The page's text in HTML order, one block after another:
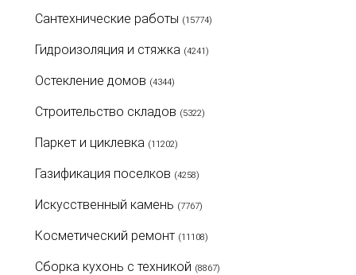
Сантехнические работы (15774)
Гидроизоляция и стяжка (4241)
Остекление домов (4344)
Строительство складов (5322)
Паркет и циклевка (11202)
Газификация поселков (4258)
Искусственный камень (7767)
Косметический ремонт (11108)
Сборка кухонь с техникой (8867)